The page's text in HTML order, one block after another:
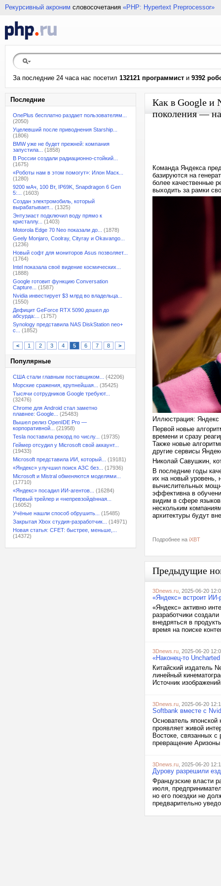
Рекурсивный акроним словосочетания «PHP: Hypertext Preprocessor»
За последние 24 часа нас посетил 132121 программист и 9392
Последние
OnePlus бесплатно раздает пользователям...
(2050)
Уцелевший после приводнения Starship...
(1806)
BMW уже не будет прежней: компания
запустила...
(1858)
В России создали радиационно-стойкий...
(1675)
«Роботы нам в этом помогут»: Илон Маск...
(1280)
9200 мАч, 100 Вт, IP69K, Snapdragon 6 Gen
5:...
(1603)
Создан электромобиль, который
вырабатывает...
(1325)
Энтузиаст подключил воду прямо к
кристаллу...
(1403)
Motorola Edge 70 Neo показали до...
(1878)
Geely Monjaro, Coolray, Cityray и Okavango...
(1236)
Новый софт для мониторов Asus позволяет...
(1764)
Intel показала своё видение космических...
(1888)
Google готовит функцию Conversation
Capture...
(1587)
Nvidia инвестирует $3 млрд во владельца...
(1550)
Дефицит GeForce RTX 5090 дошел до
абсурда:...
(1757)
Synology представила NAS DiskStation neo+
с...
(1852)
< 1 2 3 4 5 6 7 8 >
Популярные
США стали главным поставщиком...
(42206)
Морские сражения, крупнейшая...
(35425)
Тысячи сотрудников Google требуют...
(32476)
Chrome для Android стал заметно
плавнее: Google...
(25483)
Вышел релиз OpenIDE Pro —
корпоративной...
(21958)
Tesla поставила рекорд по числу...
(19735)
Геймер отсудил у Microsoft свой аккаунт...
(19433)
Microsoft представила ИИ, который...
(19181)
«Яндекс» улучшил поиск АЗС без...
(17936)
Microsoft и Mistral обменяются моделями...
(17710)
«Яндекс» посадил ИИ-агентов...
(16284)
Первый трейлер и «непревзойдённая...
(16052)
Учёные нашли способ обрушить...
(15485)
Закрытая Xbox студия-разработчик...
(14971)
Новая статья: CFET: быстрее, меньше,...
(14372)
Как в Google и
поколения —
Команда Яндекса
базируются на
более качественные
выходить за рамки
Иллюстрация: Яндекс
Первой новые
времени и сразу
Также новые
другие сервисы
Николай Савушкин,
В последние годы
их на новый уровень,
вычислительных
эффективна в
видим в сфере
нескольким
архитектуры будут
Подробнее на iXBT
Предыдущие
3Dnews.ru , 2025-06-20
«Яндекс» встроит
«Яндекс» активно
разработчики
внедряться в
время на поиске
3Dnews.ru , 2025-06-20
«Наконец-то
Китайский издатель
линейный
Источник
3Dnews.ru , 2025-06-20
Softbank вместе с
Основатель
проявляет живой
Востоке, связанных
превращение
3Dnews.ru , 2025-06-20
Дурову разрешили
Французские власти
июля,
но его поездки не
предварительно